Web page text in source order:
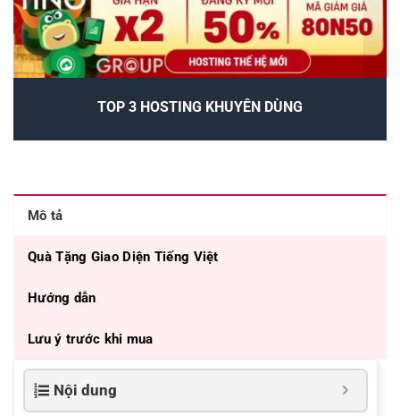
TOP 3 HOSTING KHUYÊN DÙNG
Mô tả
Quà Tặng Giao Diện Tiếng Việt
Hướng dẫn
Lưu ý trước khi mua
Nội dung